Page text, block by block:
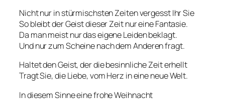
Nicht nur in stürmischsten Zeiten vergesst Ihr Sie
So bleibt der Geist dieser Zeit nur eine Fantasie.
Da man meist nur das eigene Leiden beklagt.
Und nur zum Scheine nach dem Anderen fragt.
Haltet den Geist, der die besinnliche Zeit erhellt
Tragt Sie, die Liebe, vom Herz in eine neue Welt.
In diesem Sinne eine frohe Weihnacht